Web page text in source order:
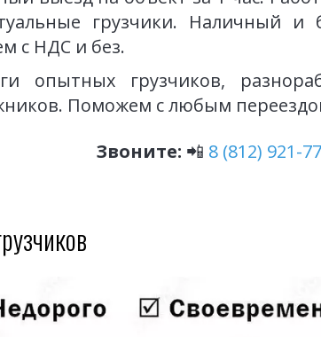
грузчики. Наличный и
с НДС и без.
опытных грузчиков,
Поможем с любым
Звоните: 📲 8 (812) 921-